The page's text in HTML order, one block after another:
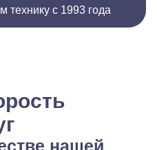
с 1993 года
нашей